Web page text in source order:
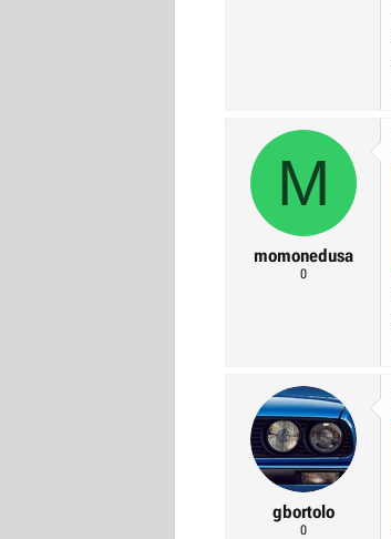
M
momonedusa
0
gbortolo
0